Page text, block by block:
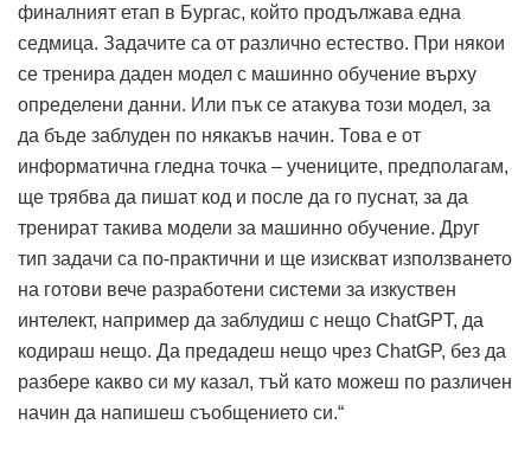
финалният етап в Бургас, който продължава една
седмица. Задачите са от различно естество. При някои
се тренира даден модел с машинно обучение върху
определени данни. Или пък се атакува този модел, за
да бъде заблуден по някакъв начин. Това е от
информатична гледна точка – учениците, предполагам,
ще трябва да пишат код и после да го пуснат, за да
тренират такива модели за машинно обучение. Друг
тип задачи са по-практични и ще изискват използването
на готови вече разработени системи за изкуствен
интелект, например да заблудиш с нещо СhatGPT, да
кодираш нещо. Да предадеш нещо чрез СhatGP, без да
разбере какво си му казал, тъй като можеш по различен
начин да напишеш съобщението си.“